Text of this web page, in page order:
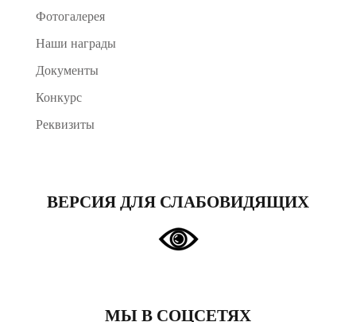
Фотогалерея
Наши награды
Документы
Конкурс
Реквизиты
ВЕРСИЯ ДЛЯ СЛАБОВИДЯЩИХ
МЫ В СОЦСЕТЯХ